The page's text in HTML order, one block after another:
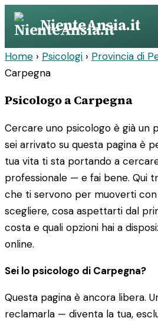
Vai
contenuto
NienteAnsia.it
Home › Psicologi › Provincia di
Carpegna
Psicologo a Carpegna
Cercare uno psicologo è già un
sei arrivato su questa pagina è
tua vita ti sta portando a
professionale — e fai bene. Qui
che ti servono per muoverti con
scegliere, cosa aspettarti dal
costa e quali opzioni hai a
online.
Sei lo psicologo di Carpegna?
Questa pagina è ancora libera.
reclamarla — diventa la tua,